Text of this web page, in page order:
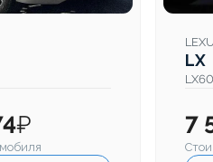
₽
LX
7